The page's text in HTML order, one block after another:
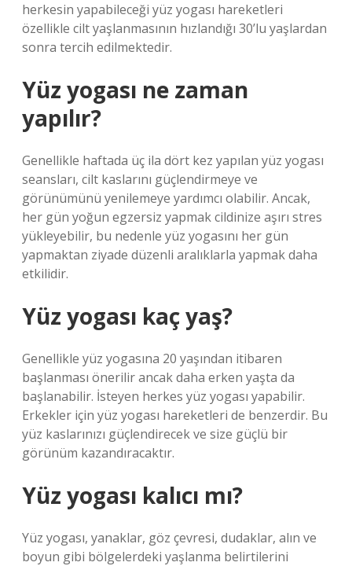
herkesin yapabileceği yüz yogası hareketleri
özellikle cilt yaşlanmasının hızlandığı 30’lu yaşlardan
sonra tercih edilmektedir.
Yüz yogası ne zaman
yapılır?
Genellikle haftada üç ila dört kez yapılan yüz yogası
seansları, cilt kaslarını güçlendirmeye ve
görünümünü yenilemeye yardımcı olabilir. Ancak,
her gün yoğun egzersiz yapmak cildinize aşırı stres
yükleyebilir, bu nedenle yüz yogasını her gün
yapmaktan ziyade düzenli aralıklarla yapmak daha
etkilidir.
Yüz yogası kaç yaş?
Genellikle yüz yogasına 20 yaşından itibaren
başlanması önerilir ancak daha erken yaşta da
başlanabilir. İsteyen herkes yüz yogası yapabilir.
Erkekler için yüz yogası hareketleri de benzerdir. Bu
yüz kaslarınızı güçlendirecek ve size güçlü bir
görünüm kazandıracaktır.
Yüz yogası kalıcı mı?
Yüz yogası, yanaklar, göz çevresi, dudaklar, alın ve
boyun gibi bölgelerdeki yaşlanma belirtilerini